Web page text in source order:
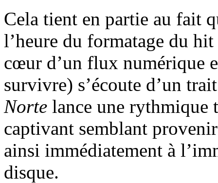
Cela tient en partie au fait
l’heure du formatage du
cœur d’un flux numérique
survivre) s’écoute d’un
Norte lance une rythmique
captivant semblant
ainsi immédiatement à
disque.